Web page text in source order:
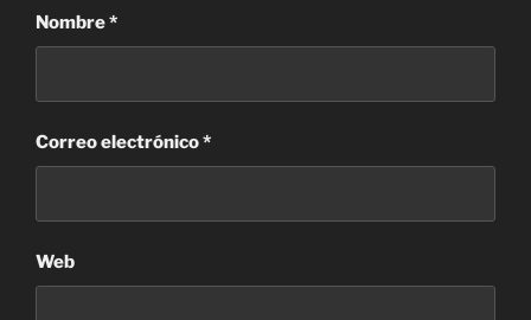
Nombre*
Correo electrónico*
Web